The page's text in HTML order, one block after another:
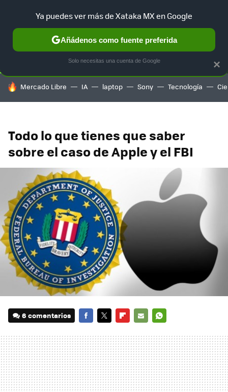
SELECCIÓN GAMING HOME AUTO TERRITORIO
HOY SE HABLA DE
Mercado Libre IA laptop Sony Tecnología
Todo lo que tienes que saber
sobre el caso de Apple y el FBI
6 comentarios
MAIL
×
Ya puedes ver más de Xataka MX en Google
Añádenos como fuente preferida
Solo necesitas una cuenta de Google